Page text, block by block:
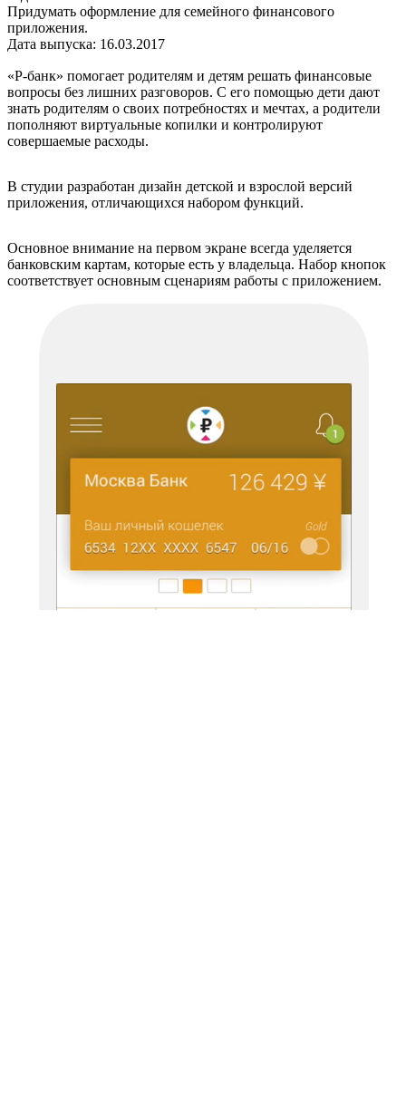
Придумать оформление для семейного финансового
приложения.
Дата выпуска: 16.03.2017
«Р-банк» помогает родителям и детям решать финансовые
вопросы без лишних разговоров. С его помощью дети дают
знать родителям о своих потребностях и мечтах, а родители
пополняют виртуальные копилки и контролируют
совершаемые расходы.
В студии разработан дизайн детской и взрослой версий
приложения, отличающихся набором функций.
Основное внимание на первом экране всегда уделяется
банковским картам, которые есть у владельца. Набор кнопок
соответствует основным сценариям работы с приложением.